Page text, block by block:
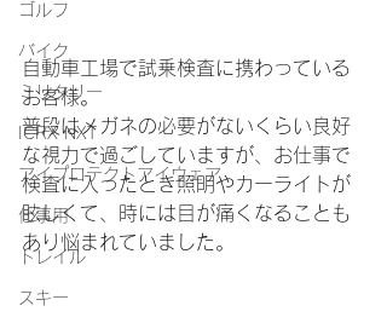
ゴルフ
バイク
ミリタリー
ICRX NXT
アイプロテクトアイウェア
仕事用
トレイル
スキー
自動車工場で試乗検査に携わっている
お客様。
普段はメガネの必要がないくらい良好
な視力で過ごしていますが、お仕事で
検査に入ったとき照明やカーライトが
眩しくて、時には目が痛くなることも
あり悩まれていました。